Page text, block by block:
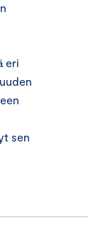
eri
sen